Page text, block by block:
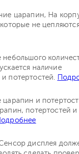
царапин, На
не
наличие
потертостей.
царапин и
потертостей и
дисплея